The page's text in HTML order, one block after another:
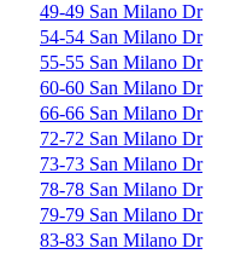
49-49 San Milano Dr
54-54 San Milano Dr
55-55 San Milano Dr
60-60 San Milano Dr
66-66 San Milano Dr
72-72 San Milano Dr
73-73 San Milano Dr
78-78 San Milano Dr
79-79 San Milano Dr
83-83 San Milano Dr